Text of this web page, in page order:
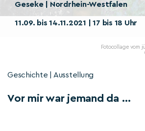
Geseke | Nordrhein-Westfalen
11.09. bis 14.11.2021 | 17 bis 18 Uhr
Fotocollage vom
Geschichte | Ausstellung
Vor mir war jemand da …